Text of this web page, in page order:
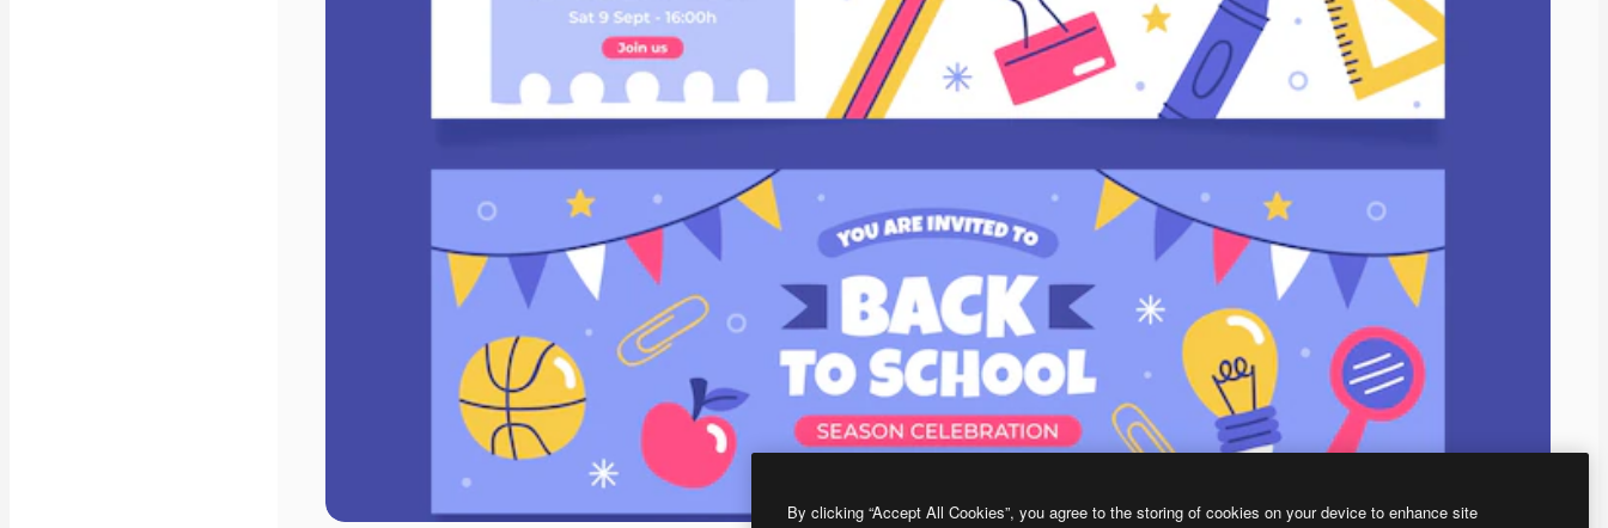
By clicking “Accept All Cookies”, you agree to the storing of cookies on your device to enhance site